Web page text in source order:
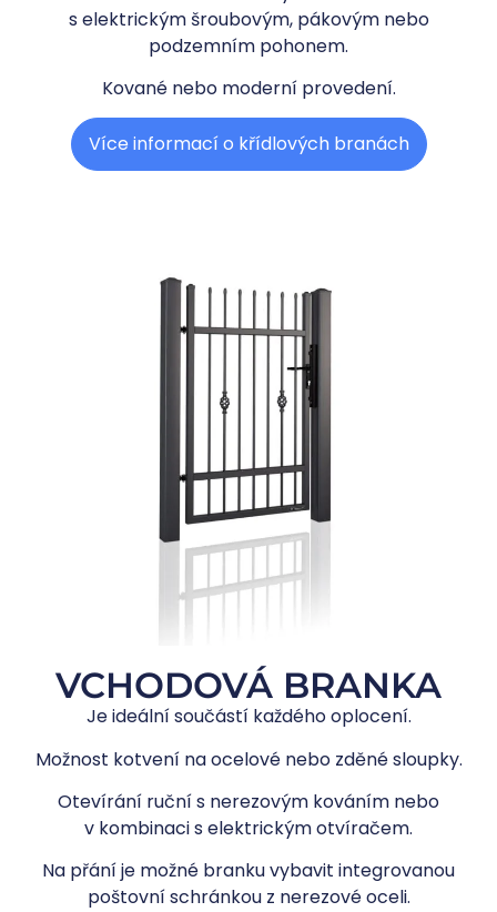
s elektrickým šroubovým, pákovým nebo
podzemním pohonem.
Kované nebo moderní provedení.
Více informací o křídlových branách
VCHODOVÁ BRANKA
Je ideální součástí každého oplocení.
Možnost kotvení na ocelové nebo zděné sloupky.
Otevírání ruční s nerezovým kováním nebo
v kombinaci s elektrickým otvíračem.
Na přání je možné branku vybavit integrovanou
poštovní schránkou z nerezové oceli.